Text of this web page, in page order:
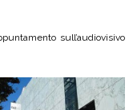
sull’audiovisivo